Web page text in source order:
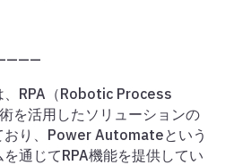
、RPA（Robotic Process
を活用したソリューションの
おり、Power Automateという
通じてRPA機能を提供してい